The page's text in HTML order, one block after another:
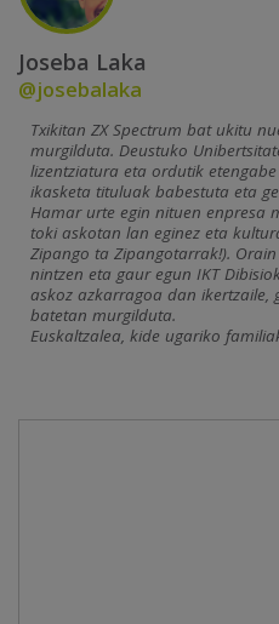
Joseba Laka
@josebalaka
Txikitan ZX Spectrum bat ukitu
murgilduta. Deustuko
lizentziatura eta ordutik
ikasketa tituluak babestuta eta
Hamar urte egin nituen enpresa
toki askotan lan eginez eta
Zipango ta Zipangotarrak!).
nintzen eta gaur egun IKT
askoz azkarragoa dan
batetan murgilduta.
Euskaltzalea, kide ugariko